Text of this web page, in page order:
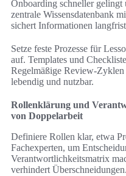
Onboarding schneller gelingt
zentrale Wissensdatenbank
sichert Informationen
Setze feste Prozesse für
auf. Templates und
Regelmäßige Review-Zyklen
lebendig und nutzbar.
Rollenklärung und
von Doppelarbeit
Definiere Rollen klar, etwa
Fachexperten, um
Verantwortlichkeitsmatrix
verhindert Überschneidungen.